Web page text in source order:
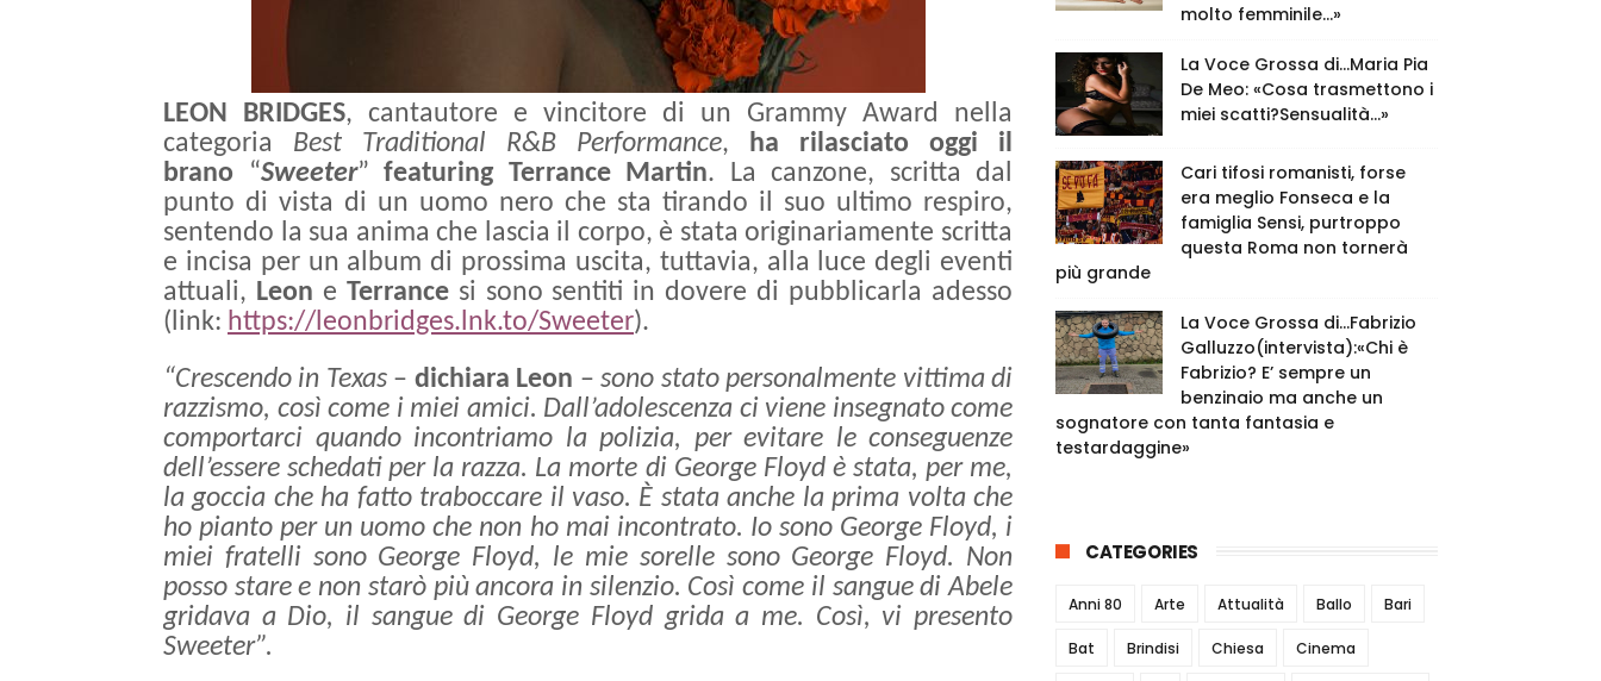
LEON BRIDGES, cantautore e vincitore di un Grammy Award nella
categoria Best Traditional R&B Performance, ha rilasciato oggi il
brano “Sweeter”featuring Terrance Martin. La canzone, scritta dal
punto di vista di un uomo nero che sta tirando il suo ultimo respiro,
sentendo la sua anima che lascia il corpo, è stata originariamente scritta
e incisa per un album di prossima uscita, tuttavia, alla luce degli eventi
attuali, Leon e Terrancesi sono sentiti in dovere di pubblicarla adesso
(link: https://leonbridges.lnk.to/Sweeter).
“Crescendo in Texas– dichiara Leon –sono stato personalmente vittima di
razzismo, così come i miei amici. Dall’adolescenza ci viene insegnato come
comportarci quando incontriamo la polizia, per evitare le conseguenze
dell’essere schedati per la razza. La morte di George Floyd è stata, per me,
la goccia che ha fatto traboccare il vaso. È stata anche la prima volta che
ho pianto per un uomo che non ho mai incontrato. Io sono George Floyd, i
miei fratelli sono George Floyd, le mie sorelle sono George Floyd. Non
posso stare e non starò più ancora in silenzio. Così come il sangue di Abele
gridava a Dio, il sangue di George Floyd grida a me. Così, vi presento
Sweeter”.
molto femminile…»
La Voce Grossa di…Maria Pia
De Meo: «Cosa trasmettono i
miei scatti?Sensualità…»
Cari tifosi romanisti, forse
era meglio Fonseca e la
famiglia Sensi, purtroppo
questa Roma non tornerà
più grande
La Voce Grossa di…Fabrizio
Galluzzo(intervista):«Chi è
Fabrizio? E’ sempre un
benzinaio ma anche un
sognatore con tanta fantasia e
testardaggine»
CATEGORIES
Anni 80 Arte Attualità Ballo Bari
Bat Brindisi Chiesa Cinema